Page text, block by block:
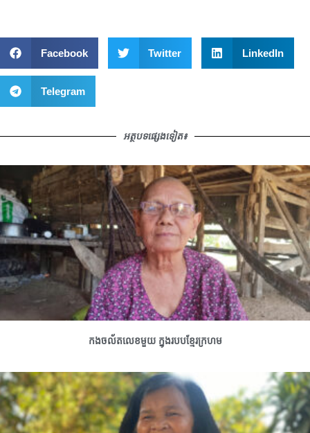
Facebook Twitter LinkedIn
Telegram
អត្ថបទផ្សេងទៀត៖
កងចល័តលេខមួយ ក្នុងរបបខ្មែរក្រហម